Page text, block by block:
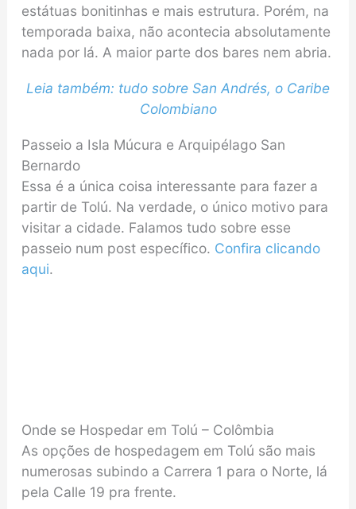
estátuas bonitinhas e mais estrutura. Porém, na
temporada baixa, não acontecia absolutamente
nada por lá. A maior parte dos bares nem abria.
Leia também: tudo sobre San Andrés, o Caribe
Colombiano
Passeio a Isla Múcura e Arquipélago San
Bernardo
Essa é a única coisa interessante para fazer a
partir de Tolú. Na verdade, o único motivo para
visitar a cidade. Falamos tudo sobre esse
passeio num post específico. Confira clicando
aqui.
Onde se Hospedar em Tolú – Colômbia
As opções de hospedagem em Tolú são mais
numerosas subindo a Carrera 1 para o Norte, lá
pela Calle 19 pra frente.